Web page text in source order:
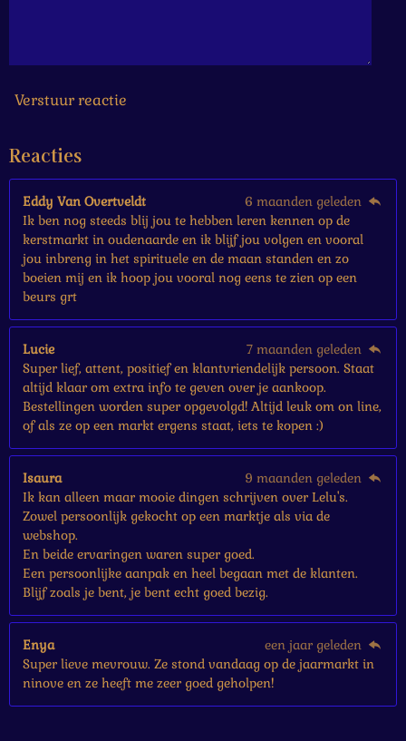
r
r
Verstuur reactie
Reacties
Eddy Van Overtveldt
6 maanden geleden
Ik ben nog steeds blij jou te hebben leren kennen op de
kerstmarkt in oudenaarde en ik blijf jou volgen en vooral
jou inbreng in het spirituele en de maan standen en zo
boeien mij en ik hoop jou vooral nog eens te zien op een
beurs grt
Lucie
7 maanden geleden
Super lief, attent, positief en klantvriendelijk persoon. Staat
altijd klaar om extra info te geven over je aankoop.
Bestellingen worden super opgevolgd! Altijd leuk om on line,
of als ze op een markt ergens staat, iets te kopen :)
Isaura
9 maanden geleden
Ik kan alleen maar mooie dingen schrijven over Lelu's.
Zowel persoonlijk gekocht op een marktje als via de
webshop.
En beide ervaringen waren super goed.
Een persoonlijke aanpak en heel begaan met de klanten.
Blijf zoals je bent, je bent echt goed bezig.
Enya
een jaar geleden
Super lieve mevrouw. Ze stond vandaag op de jaarmarkt in
ninove en ze heeft me zeer goed geholpen!